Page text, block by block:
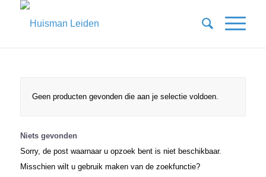
Geen producten gevonden die aan je selectie voldoen.
Niets gevonden
Sorry, de post waarnaar u opzoek bent is niet beschikbaar.
Misschien wilt u gebruik maken van de zoekfunctie?